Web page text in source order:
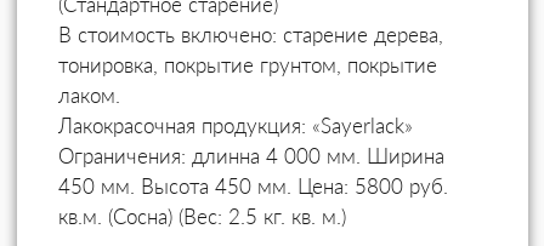
В стоимость включено: старение дерева,
тонировка, покрытие грунтом, покрытие
лаком.
Лакокрасочная продукция: «Sayerlack»
Ограничения: длинна 4 000 мм. Ширина
450 мм. Высота 450 мм. Цена: 5800 руб.
кв.м. (Сосна) (Вес: 2.5 кг. кв. м.)